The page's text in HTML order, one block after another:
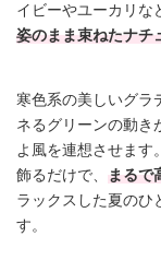
イビーやユーカリな
姿のまま束ねたナチ
寒色系の美しいグラ
ネるグリーンの動き
よ風を連想させます。
飾るだけで、
まるで
ラックスした夏のひ
す。